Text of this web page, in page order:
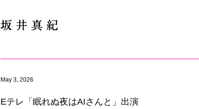
May 3, 2026
Eテレ「眠れぬ夜はAIさんと」出演